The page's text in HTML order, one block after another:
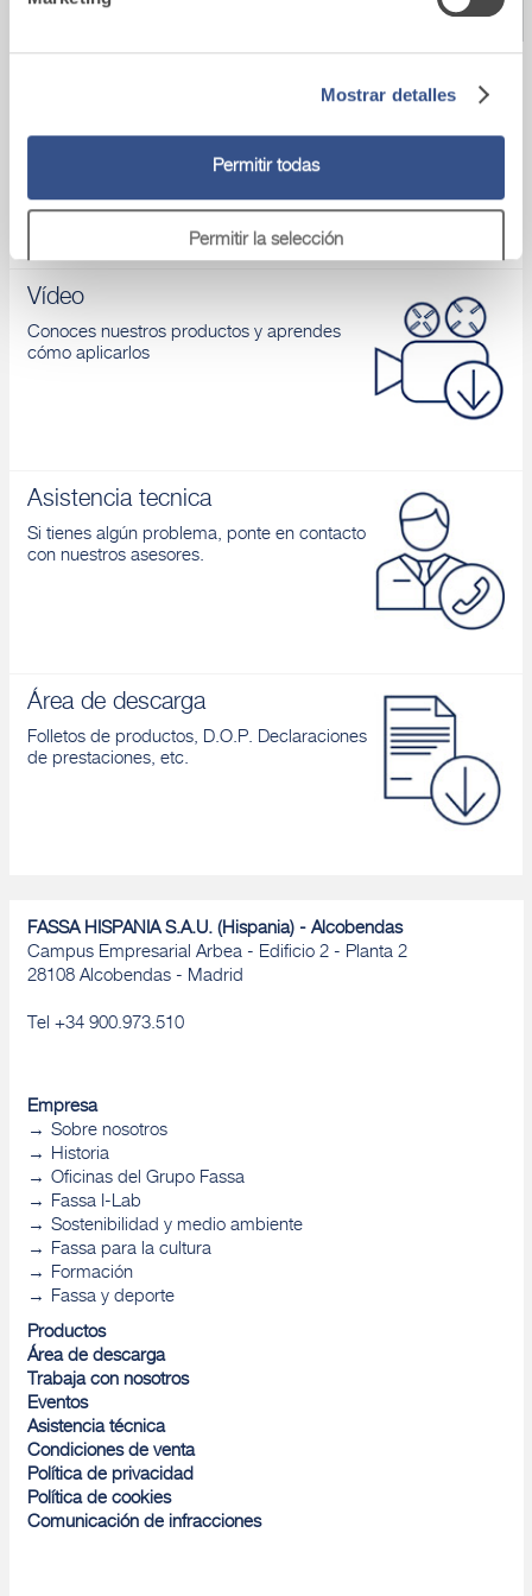
Mostrar detalles
Permitir todas
Permitir la selección
Descubrir
Vídeo
Conoces nuestros productos y aprendes
cómo aplicarlos
Asistencia tecnica
Si tienes algún problema, ponte en contacto
con nuestros asesores.
Área de descarga
Folletos de productos, D.O.P. Declaraciones
de prestaciones, etc.
FASSA HISPANIA S.A.U. (Hispania) - Alcobendas
Campus Empresarial Arbea - Edificio 2 - Planta 2
28108 Alcobendas - Madrid
Tel +34 900.973.510
Empresa
Sobre nosotros
Historia
Oficinas del Grupo Fassa
Fassa I-Lab
Sostenibilidad y medio ambiente
Fassa para la cultura
Formación
Fassa y deporte
Productos
Área de descarga
Trabaja con nosotros
Eventos
Asistencia técnica
Condiciones de venta
Política de privacidad
Política de cookies
Comunicación de infracciones